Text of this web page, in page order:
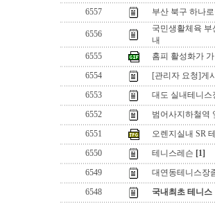
6557
부산 북구 하나
6556
국민생활체육
내
6555
홈피 활성화가
6554
[관리자 요청]게
6553
대도 실내테니스
6552
범어사지하철역
6551
오렌지실내 SR
6550
테니스레슨 [1]
6549
대연동테니스장
6548
국내최초 테니스